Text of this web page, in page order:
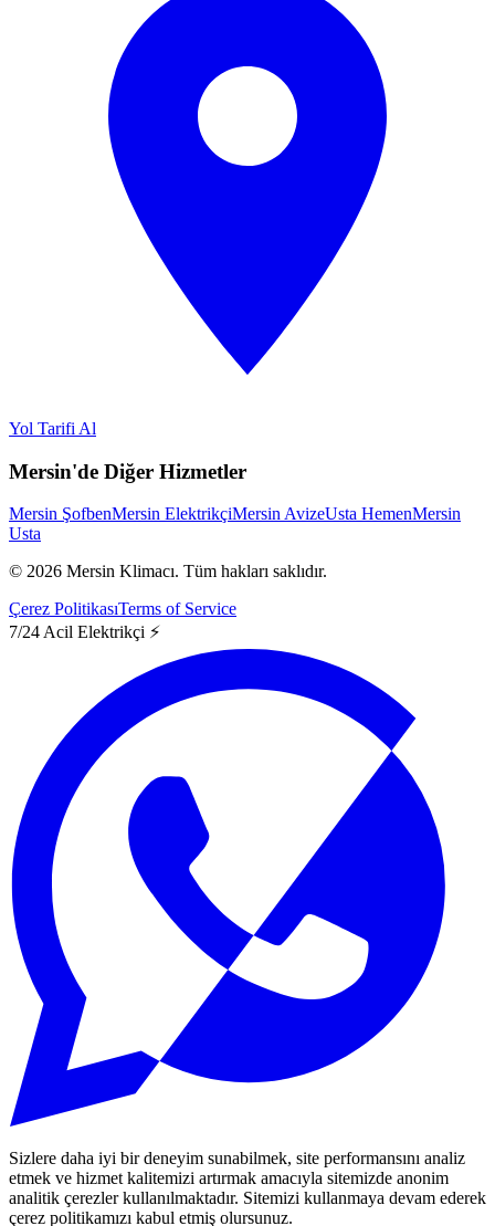
Yol Tarifi Al
Mersin'de Diğer Hizmetler
Mersin ŞofbenMersin ElektrikçiMersin AvizeUsta HemenMersin
Usta
© 2026 Mersin Klimacı. Tüm hakları saklıdır.
Çerez PolitikasıTerms of Service
7/24 Acil Elektrikçi ⚡
Sizlere daha iyi bir deneyim sunabilmek, site performansını analiz
etmek ve hizmet kalitemizi artırmak amacıyla sitemizde anonim
analitik çerezler kullanılmaktadır. Sitemizi kullanmaya devam ederek
çerez politikamızı kabul etmiş olursunuz.